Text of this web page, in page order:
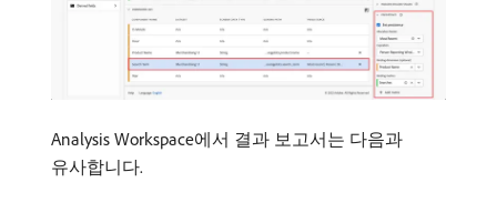
Analysis Workspace에서 결과 보고서는 다음과
유사합니다.